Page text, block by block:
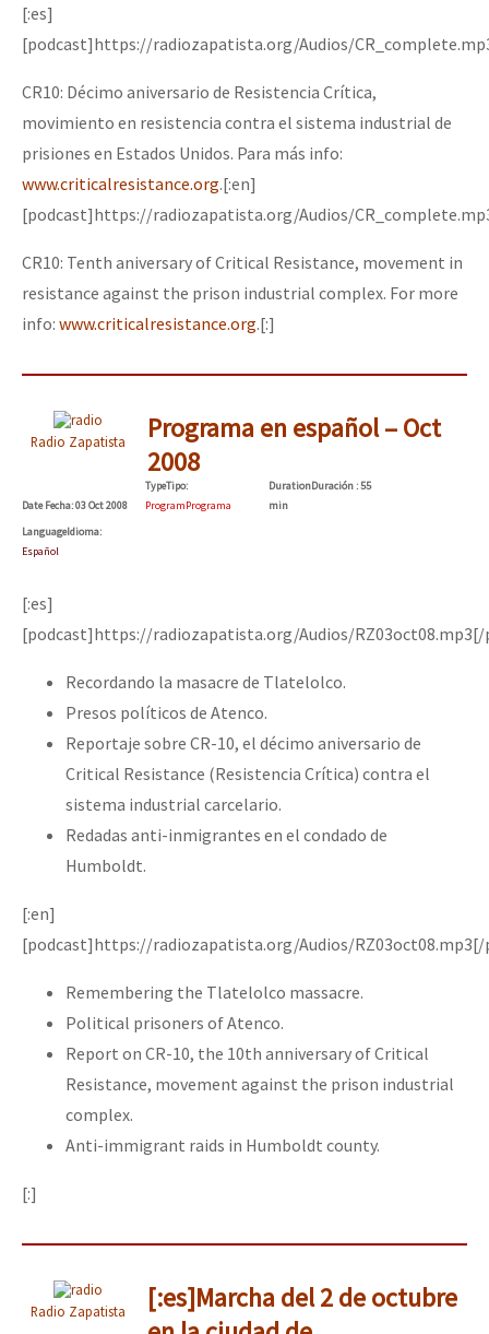
[:es]
[podcast]https://radiozapatista.org/Audios/
CR10: Décimo aniversario de Resistencia Crítica,
movimiento en resistencia contra el sistema industrial de
prisiones en Estados Unidos. Para más info:
www.criticalresistance.org.[:en]
[podcast]https://radiozapatista.org/Audios/
CR10: Tenth aniversary of Critical Resistance, movement in
resistance against the prison industrial complex. For more
info: www.criticalresistance.org.[:]
Radio Zapatista
Programa en español – Oct
2008
DateFecha: 03 Oct 2008
TypeTipo:
ProgramPrograma
DurationDuración: 55
min
LanguageIdioma:
Español
[:es]
[podcast]https://radiozapatista.org/Audios/
Recordando la masacre de Tlatelolco.
Presos políticos de Atenco.
Reportaje sobre CR-10, el décimo aniversario de
Critical Resistance (Resistencia Crítica) contra el
sistema industrial carcelario.
Redadas anti-inmigrantes en el condado de
Humboldt.
[:en]
[podcast]https://radiozapatista.org/Audios/
Remembering the Tlatelolco massacre.
Political prisoners of Atenco.
Report on CR-10, the 10th anniversary of Critical
Resistance, movement against the prison industrial
complex.
Anti-immigrant raids in Humboldt county.
[:]
Radio Zapatista
[:es]Marcha del 2 de octubre